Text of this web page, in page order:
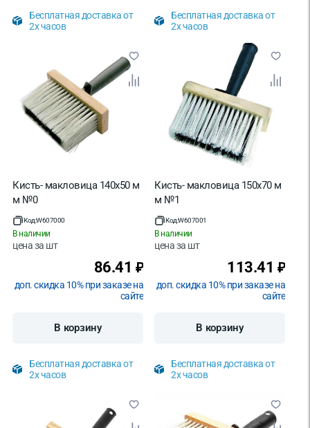
Бесплатная доставка от
2х часов
Бесплатная доставка от
2х часов
Кисть- макловица 140х50 м
м №0
Код:W607000
В наличии
цена за шт
86.41 ₽
доп. скидка 10% при заказе на
сайте
В корзину
Бесплатная доставка от
2х часов
Кисть- макловица 150х70 м
м №1
Код:W607001
В наличии
цена за шт
113.41 ₽
доп. скидка 10% при заказе на
сайте
В корзину
Бесплатная доставка от
2х часов